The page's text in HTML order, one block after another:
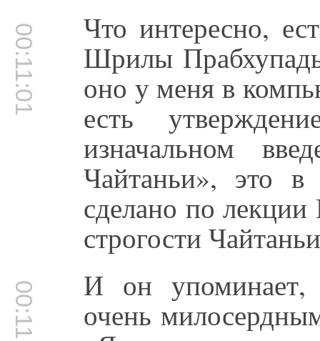
00:11:01 Что интересно,
Шрилы
оно у меня в
есть
изначальном
Чайтаньи», это
сделано по
строгости
И он упоминает,
очень